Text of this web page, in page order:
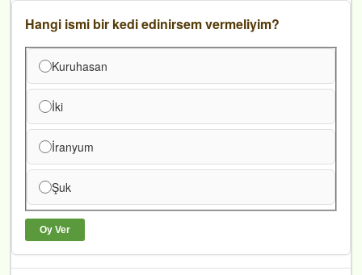
Hangi ismi bir kedi edinirsem vermeliyim?
Anket seçenekleri
Kuruhasan
İki
İranyum
Şuk
Oy Ver